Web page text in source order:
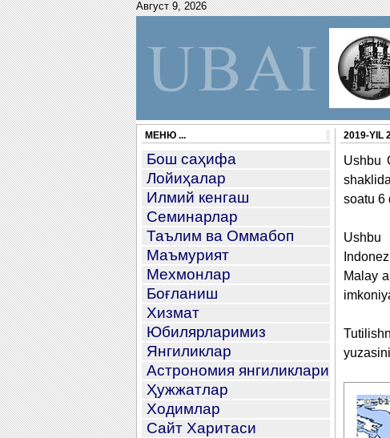
Август 9, 2026
МЕНЮ ...
Бош саҳифа
Лойиҳалар
Илмий кенгаш
Семинарлар
Таълим ва Оммабоп
Маъмурият
Мехмонлар
Боғланиш
Хизмат
Юбилярларимиз
Янгиликлар
Астрономия янгиликлари
Ҳужжатлар
Ходимлар
Сайт Харитаси
2019-YIL
Ushbu
soatu 6
Ushbu
Malay